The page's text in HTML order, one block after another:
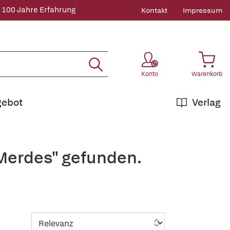
100 Jahre Erfahrung Kontakt Impressum
Konto Warenkorb
Verlag
gefunden.